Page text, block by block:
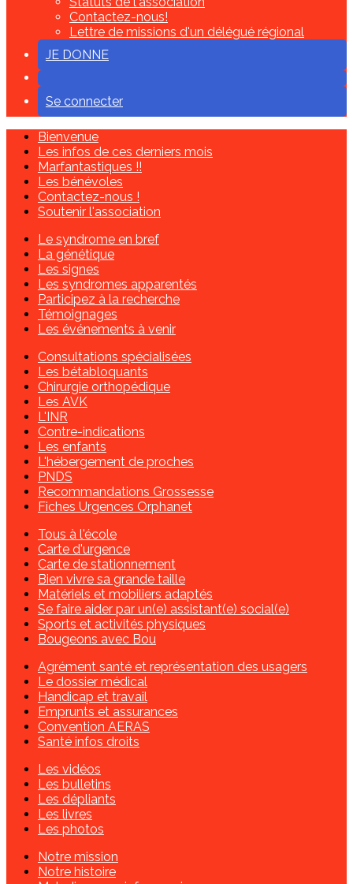
Contactez-nous!
Lettre de missions d'un délégué régional
JE DONNE
Se connecter
Bienvenue
Les infos de ces derniers mois
Marfantastiques !!
Les bénévoles
Contactez-nous !
Soutenir l'association
Le syndrome en bref
La génétique
Les signes
Les syndromes apparentés
Participez à la recherche
Témoignages
Les événements à venir
Consultations spécialisées
Les bétabloquants
Chirurgie orthopédique
Les AVK
L'INR
Contre-indications
Les enfants
L'hébergement de proches
PNDS
Recommandations Grossesse
Fiches Urgences Orphanet
Tous à l'école
Carte d'urgence
Carte de stationnement
Bien vivre sa grande taille
Matériels et mobiliers adaptés
Se faire aider par un(e) assistant(e) social(e)
Sports et activités physiques
Bougeons avec Bou
Agrément santé et représentation des usagers
Le dossier médical
Handicap et travail
Emprunts et assurances
Convention AERAS
Santé infos droits
Les vidéos
Les bulletins
Les dépliants
Les livres
Les photos
Notre mission
Notre histoire